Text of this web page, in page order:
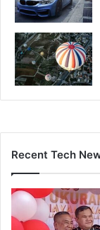
Recent Tech